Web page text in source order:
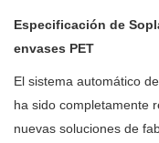
Especificación de
envases PET
El sistema automático
ha sido completamente
nuevas soluciones de